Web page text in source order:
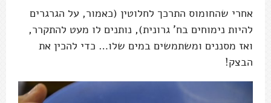
אחרי שהחומוס התרכך לחלוטין (כאמור, על הגרגרים
להיות נימוחים בח' גרונית), נותנים לו מעט להתקרר,
ואז מסננים ומשתמשים במים שלו… כדי להכין את
הבצק!